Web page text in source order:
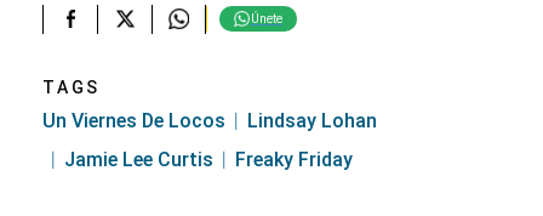
Únete
TAGS
Un Viernes De Locos
Lindsay Lohan
Jamie Lee Curtis
Freaky Friday